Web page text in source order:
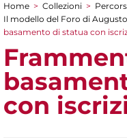
Tu sei qui
Home > Collezioni >
Il modello del Foro di
basamento di statua con
con